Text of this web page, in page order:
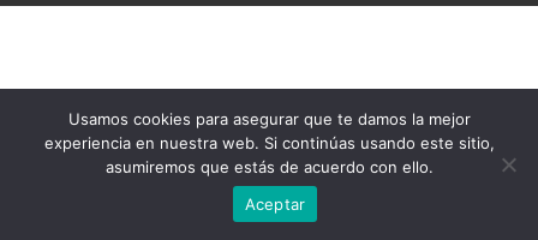
Usamos cookies para asegurar que te damos la mejor
experiencia en nuestra web. Si continúas usando este sitio,
asumiremos que estás de acuerdo con ello.
Aceptar